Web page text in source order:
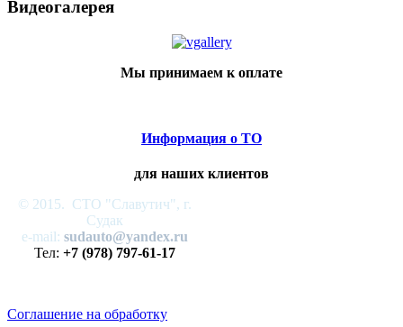
Видеогалерея
Мы принимаем к оплате
Информация о ТО
для наших клиентов
© 2015. СТО "Славутич", г.
Судак
e-mail: sudauto@yandex.ru
Тел: +7 (978) 797-61-17
Соглашение на обработку